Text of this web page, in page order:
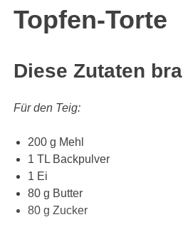
Topfen-Torte
Diese Zutaten
Für den Teig:
200 g Mehl
1 TL Backpulver
1 Ei
80 g Butter
80 g Zucker